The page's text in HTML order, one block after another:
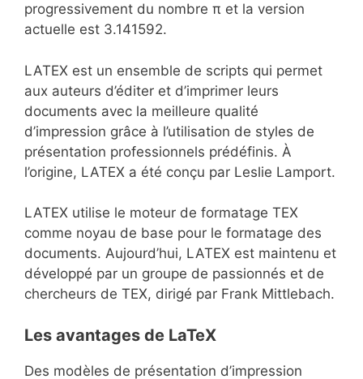
progressivement du nombre π et la version
actuelle est 3.141592.
LATEX est un ensemble de scripts qui permet
aux auteurs d’éditer et d’imprimer leurs
documents avec la meilleure qualité
d’impression grâce à l’utilisation de styles de
présentation professionnels prédéfinis. À
l’origine, LATEX a été conçu par Leslie Lamport.
LATEX utilise le moteur de formatage TEX
comme noyau de base pour le formatage des
documents. Aujourd’hui, LATEX est maintenu et
développé par un groupe de passionnés et de
chercheurs de TEX, dirigé par Frank Mittlebach.
Les avantages de LaTeX
Des modèles de présentation d’impression